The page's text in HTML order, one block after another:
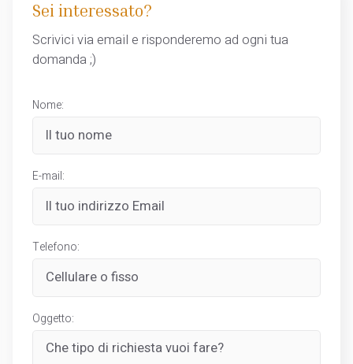
Sei interessato?
Scrivici via email e risponderemo ad ogni tua
domanda ;)
Nome:
E-mail:
Telefono:
Oggetto: